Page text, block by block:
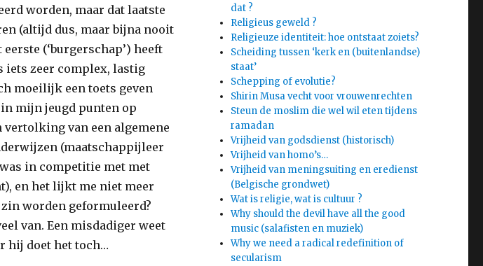
worden, maar dat laatste
(altijd dus, maar bijna nooit
(‘burgerschap’) heeft
iets zeer complex, lastig
moeilijk een toets geven
in mijn jeugd punten op
vertolking van een algemene
(maatschappijleer
in competitie met met
en het lijkt me niet meer
worden geformuleerd?
van. Een misdadiger weet
hij doet het toch…
dat ?
Religieus geweld ?
Religieuze identiteit: hoe ontstaat zoiets?
Scheiding tussen ‘kerk en (buitenlandse)
staat’
Schepping of evolutie?
Shirin Musa vecht voor vrouwenrechten
Steun de moslim die wel wil eten tijdens
ramadan
Vrijheid van godsdienst (historisch)
Vrijheid van homo’s…
Vrijheid van meningsuiting en eredienst
(Belgische grondwet)
Wat is religie, wat is cultuur ?
Why should the devil have all the good
music (salafisten en muziek)
Why we need a radical redefinition of
secularism